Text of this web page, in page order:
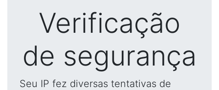
Verificação
de segurança
Seu IP fez diversas tentativas de